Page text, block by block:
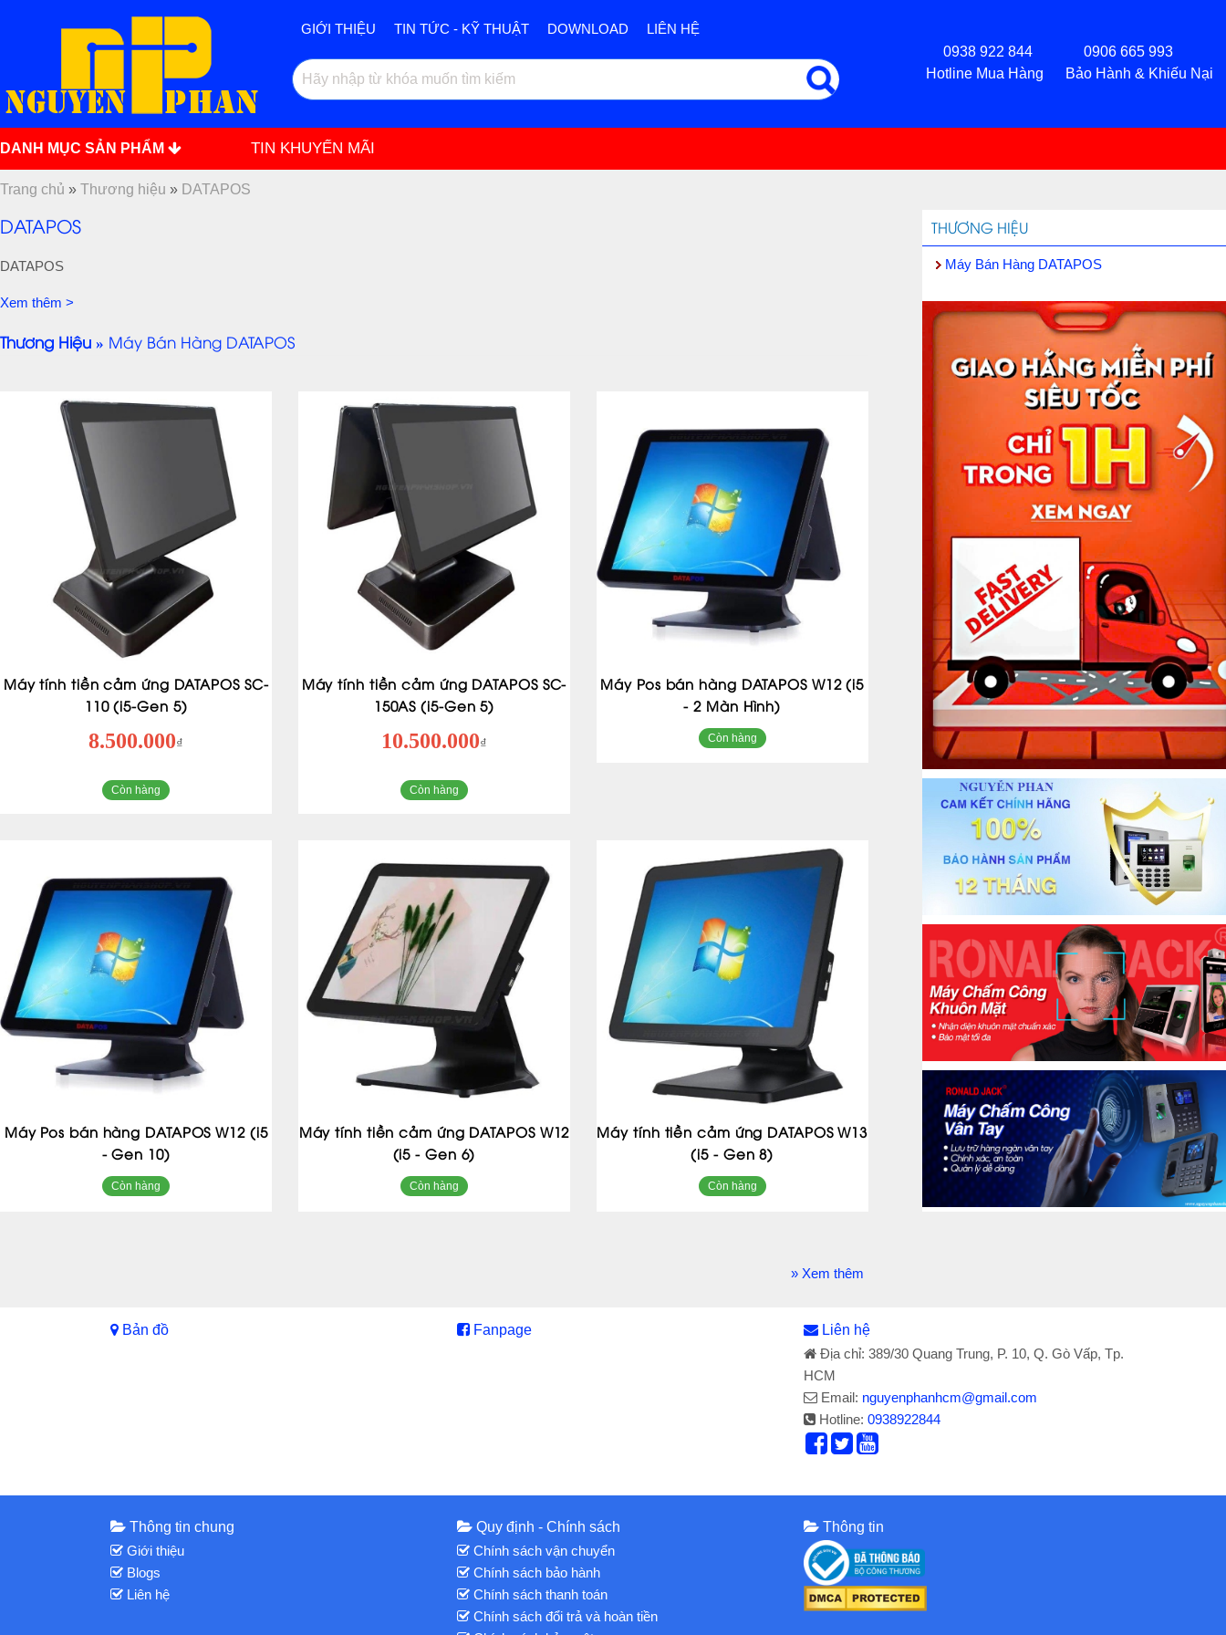
GIỚI THIỆU TIN TỨC - KỸ THUẬT DOWNLOAD
LIÊN HỆ
0938 922 844 0906 665 993
Hotline Mua Hàng Bảo Hành & Khiếu Nại
DANH MỤC SẢN PHẨM TIN KHUYẾN MÃI
Trang chủ » Thương hiệu » DATAPOS
DATAPOS
DATAPOS
Xem thêm >
Thương Hiệu » Máy Bán Hàng DATAPOS
Máy tính tiền cảm ứng DATAPOS SC-
110 (i5-Gen 5)
8.500.000₫
Còn hàng
Máy tính tiền cảm ứng DATAPOS SC-
150AS (i5-Gen 5)
10.500.000₫
Còn hàng
Máy Pos bán hàng DATAPOS W12 (i5
- 2 Màn Hình)
Còn hàng
Máy Pos bán hàng DATAPOS W12 (i5
- Gen 10)
Còn hàng
Máy tính tiền cảm ứng DATAPOS W12
(i5 - Gen 6)
Còn hàng
Máy tính tiền cảm ứng DATAPOS W13
(i5 - Gen 8)
Còn hàng
» Xem thêm
THƯƠNG HIỆU
Máy Bán Hàng DATAPOS
Bản đồ Fanpage
Liên hệ
Địa chỉ: 389/30 Quang Trung, P. 10, Q. Gò Vấp, Tp.
HCM
Email: nguyenphanhcm@gmail.com
Hotline:0938922844
Thông tin chung
Giới thiệu
Blogs
Liên hệ
Quy định - Chính sách
Chính sách vận chuyển
Chính sách bảo hành
Chính sách thanh toán
Chính sách đổi trả và hoàn tiền
Thông tin